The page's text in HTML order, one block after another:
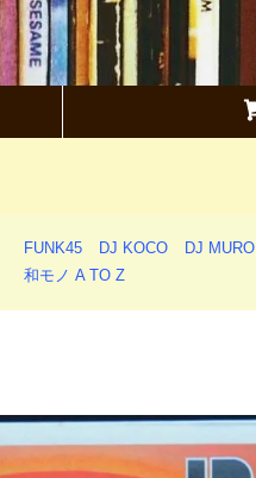
FUNK45 DJ KOCO DJ MURO
和モノ A TO Z